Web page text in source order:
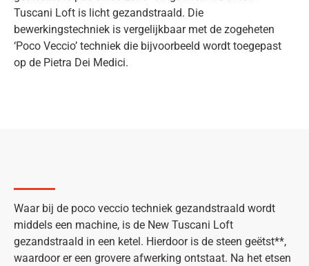
Tuscani Loft is licht gezandstraald. Die
bewerkingstechniek is vergelijkbaar met de zogeheten
‘Poco Veccio’ techniek die bijvoorbeeld wordt toegepast
op de Pietra Dei Medici.
Waar bij de poco veccio techniek gezandstraald wordt
middels een machine, is de New Tuscani Loft
gezandstraald in een ketel. Hierdoor is de steen geëtst**,
waardoor er een grovere afwerking ontstaat. Na het etsen